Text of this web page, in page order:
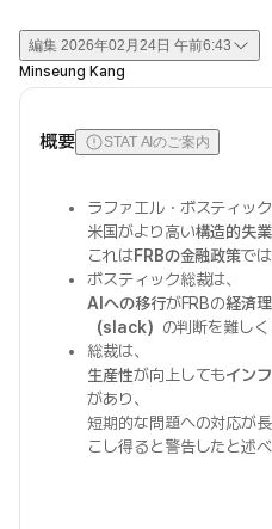
編集 2026年02月24日 午前6:43
Minseung Kang
概要 STAT AIのご案内
ラファエル・ボスティッ
米国がより高い構造的失
これはFRBの金融政策で
ボスティック総裁は、
AIへの移行がFRBの経済
（slack） の判断を難しく
総裁は、
生産性が向上してもイン
があり、
短期的な問題への対応が
こし得ると警告したと述べ